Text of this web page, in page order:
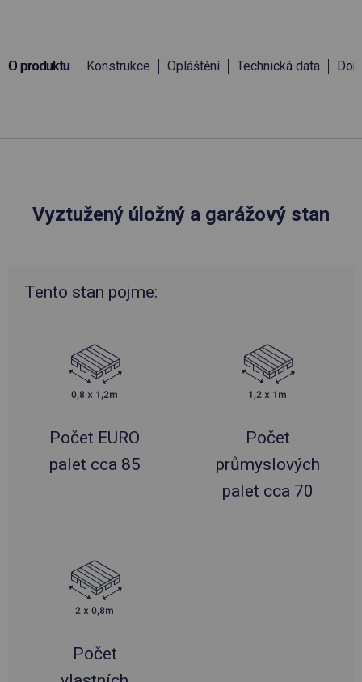
O produktu Konstrukce Opláštění Technická data
Vyztužený úložný a garážový stan
Tento stan pojme:
Počet EURO
palet cca 85
Počet
průmyslových
palet cca 70
Počet